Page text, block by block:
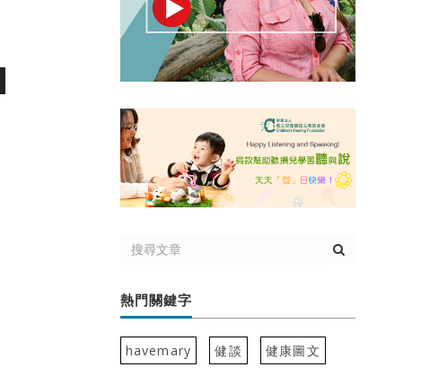
熱門關鍵字
havemary 健談 健康圖文